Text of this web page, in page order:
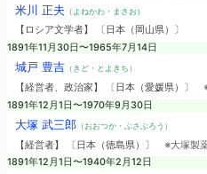
米川 正夫 （よねかわ・まさお）
【ロシア文学者】 〔日本（岡山県）〕
1891年11月30日〜1965年7月14日
城戸 豊吉 （きど・とよきち）
【経営者、政治家】 〔日本（愛媛県）〕
1891年12月1日〜1970年9月30日
大塚 武三郎（おおつか・ぶさぶろう）
【経営者】 〔日本（徳島県）〕 ※大塚製
1891年12月1日〜1940年2月12日